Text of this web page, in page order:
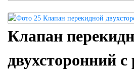
Клапан
двухсторонний